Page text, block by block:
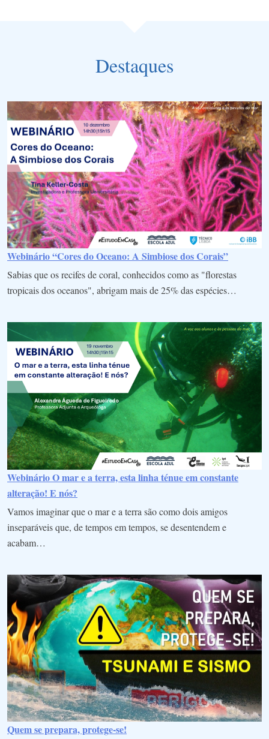
Destaques
Webinário “Cores do Oceano: A Simbiose dos Corais”
Sabias que os recifes de coral, conhecidos como as "florestas
tropicais dos oceanos", abrigam mais de 25% das espécies…
Webinário O mar e a terra, esta linha ténue em constante
alteração! E nós?
Vamos imaginar que o mar e a terra são como dois amigos
inseparáveis que, de tempos em tempos, se desentendem e
acabam…
Quem se prepara, protege-se!